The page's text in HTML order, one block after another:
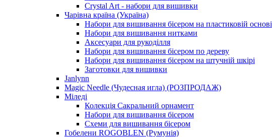
Crystal Art - набори для вишивки
Чарівна країна (Україна)
Набори для вишивання бісером на пластиковій основі
Набори для вишивання нитками
Аксесуари для рукоділля
Набори для вишивання бісером по дереву
Набори для вишивання бісером на штучній шкірі
Заготовки для вишивки
Janlynn
Magic Needle (Чудесная игла) (РОЗПРОДАЖ)
Міледі
Колекція Сакральний орнамент
Набори для вишивання бісером
Схеми для вишивання бісером
Гобелени ROGOBLEN (Румунія)